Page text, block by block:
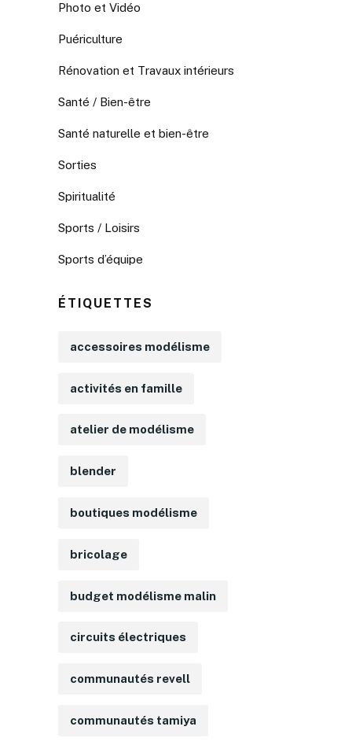
Photo et Vidéo
Puériculture
Rénovation et Travaux intérieurs
Santé / Bien-être
Santé naturelle et bien-être
Sorties
Spiritualité
Sports / Loisirs
Sports d’équipe
ÉTIQUETTES
accessoires modélisme
activités en famille
atelier de modélisme
blender
boutiques modélisme
bricolage
budget modélisme malin
circuits électriques
communautés revell
communautés tamiya